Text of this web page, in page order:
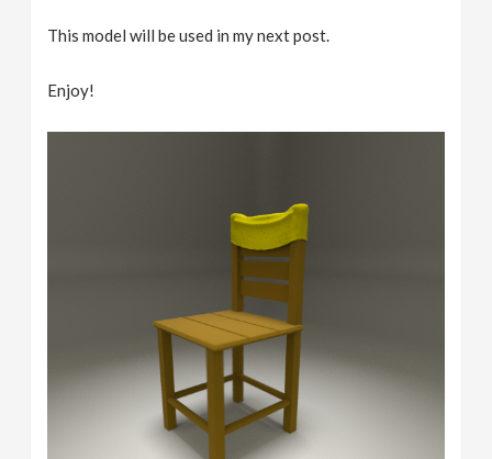
This model will be used in my next post.
Enjoy!